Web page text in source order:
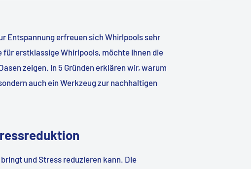
Entspannung erfreuen sich Whirlpools sehr
erstklassige Whirlpools, möchte Ihnen die
zeigen. In 5 Gründen erklären wir, warum
auch ein Werkzeug zur nachhaltigen
und Stress reduzieren kann. Die